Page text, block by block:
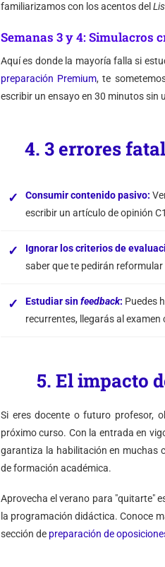
familiarizamos con los acentos del
Semanas 3 y 4: Simulacros
Aquí es donde la mayoría falla si
preparación Premium, te
escribir un ensayo en 30 minutos sin
4. 3 errores
Consumir contenido pasivo:
escribir un artículo de opinión
Ignorar los criterios de
saber que te pedirán
Estudiar sinfeedback: Puedes
recurrentes, llegarás al
5. El impacto
Si eres docente o futuro profesor,
próximo curso. Con la entrada en
garantiza la habilitación en muchas
de formación académica.
Aprovecha el verano para "quitarte"
la programación didáctica. Conoce
sección de preparación de